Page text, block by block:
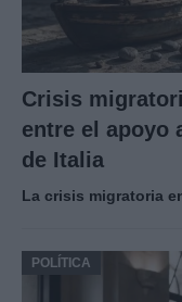
Crisis
entre el apoyo
de Italia
La crisis migratoria
POLÍTICA